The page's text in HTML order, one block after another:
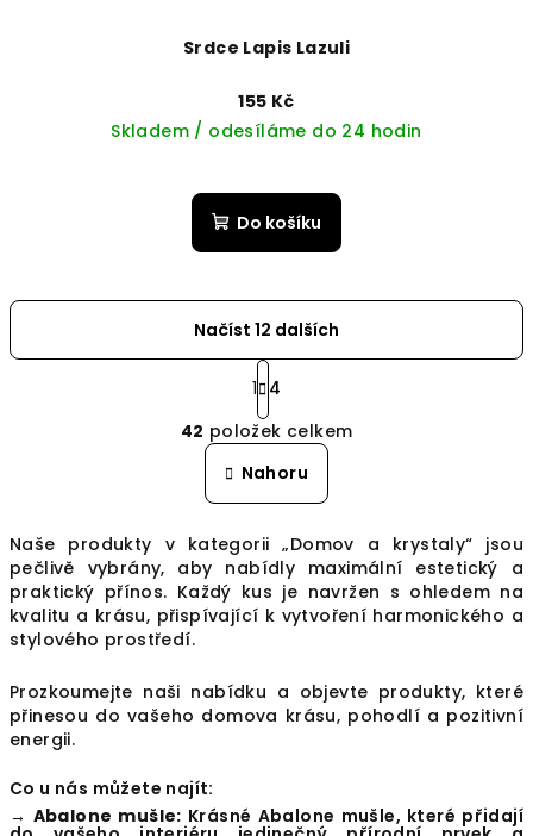
Srdce Lapis Lazuli
155 Kč
Skladem / odesíláme do 24 hodin
Do košíku
O
v
l
á
a
c
í
p
v
k
p
Načíst 12 dalších
S
t
r
á
n
k
o
á
n
í
1 4
42 položek celkem
Nahoru
Naše produkty v kategorii „Domov a krystaly“ jsou
pečlivě vybrány, aby nabídly maximální estetický a
praktický přínos. Každý kus je navržen s ohledem na
kvalitu a krásu, přispívající k vytvoření harmonického a
stylového prostředí.
Prozkoumejte naši nabídku a objevte produkty, které
přinesou do vašeho domova krásu, pohodlí a pozitivní
energii.
Co u nás můžete najít:
→ Abalone mušle: Krásné Abalone mušle, které přidají